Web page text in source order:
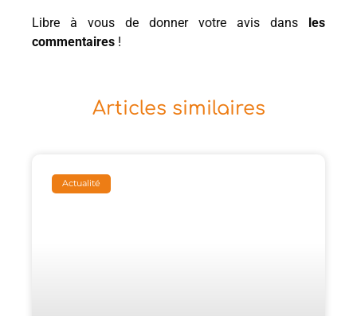
Libre à vous de donner votre avis dans les
commentaires !
Articles similaires
Actualité